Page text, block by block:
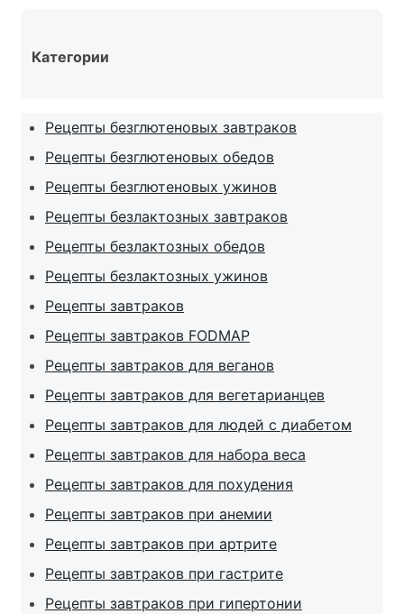
Категории
Рецепты безглютеновых завтраков
Рецепты безглютеновых обедов
Рецепты безглютеновых ужинов
Рецепты безлактозных завтраков
Рецепты безлактозных обедов
Рецепты безлактозных ужинов
Рецепты завтраков
Рецепты завтраков FODMAP
Рецепты завтраков для веганов
Рецепты завтраков для вегетарианцев
Рецепты завтраков для людей с диабетом
Рецепты завтраков для набора веса
Рецепты завтраков для похудения
Рецепты завтраков при анемии
Рецепты завтраков при артрите
Рецепты завтраков при гастрите
Рецепты завтраков при гипертонии